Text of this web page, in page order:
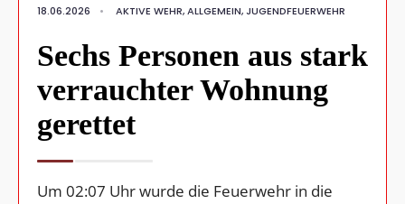
18.06.2026 • AKTIVE WEHR,ALLGEMEIN,JUGENDFEUERWEHR
Sechs Personen aus stark
verrauchter Wohnung
gerettet
Um 02:07 Uhr wurde die Feuerwehr in die